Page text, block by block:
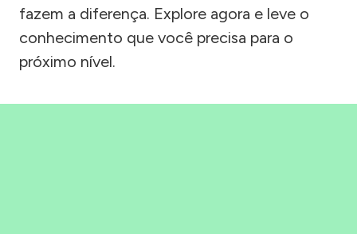
fazem a diferença. Explore agora e leve o
conhecimento que você precisa para o
próximo nível.